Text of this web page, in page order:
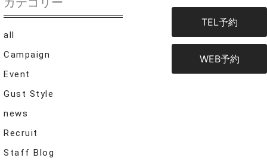
TEL予約
WEB予約
all
Campaign
Event
Gust Style
news
Recruit
Staff Blog